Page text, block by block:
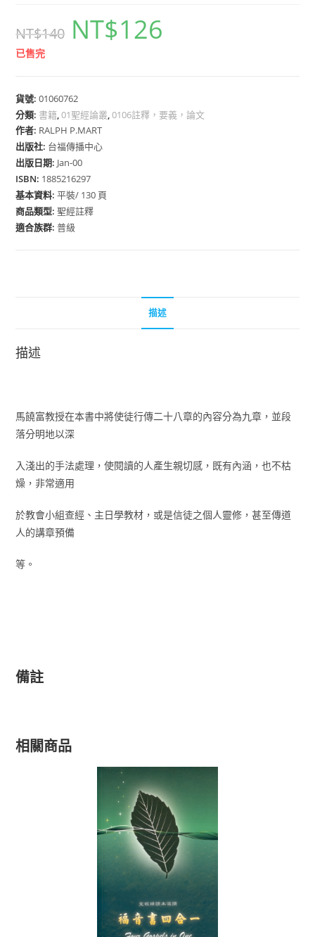
NT$140 NT$126
已售完
貨號:01060762
分類: 書籍,01聖經論叢,0106註釋，要義，論文
作者: RALPH P.MART
出版社: 台福傳播中心
出版日期: Jan-00
ISBN: 1885216297
基本資料:平裝/ 130 頁
商品類型:聖經註釋
適合族群:普級
描述
描述
馬饒富教授在本書中將使徒行傳二十八章的內容分為九章，並段
落分明地以深
入淺出的手法處理，使閱讀的人產生親切感，既有內涵，也不枯
燥，非常適用
於教會小組查經、主日學教材，或是信徒之個人靈修，甚至傳道
人的講章預備
等。
備註
相關商品